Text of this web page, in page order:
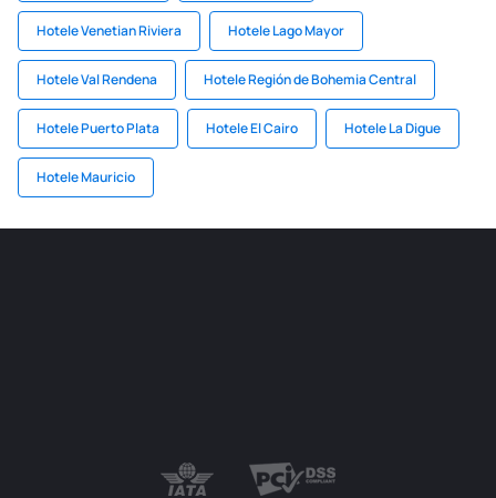
Hotele Venetian Riviera Hotele Lago Mayor
Hotele Val Rendena Hotele Región de Bohemia Central
Hotele Puerto Plata Hotele El Cairo Hotele La Digue
Hotele Mauricio